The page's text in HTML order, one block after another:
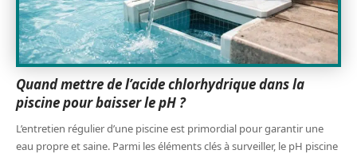
Quand mettre de l’acide chlorhydrique dans la
piscine pour baisser le pH ?
L’entretien régulier d’une piscine est primordial pour garantir une
eau propre et saine. Parmi les éléments clés à surveiller, le pH piscine